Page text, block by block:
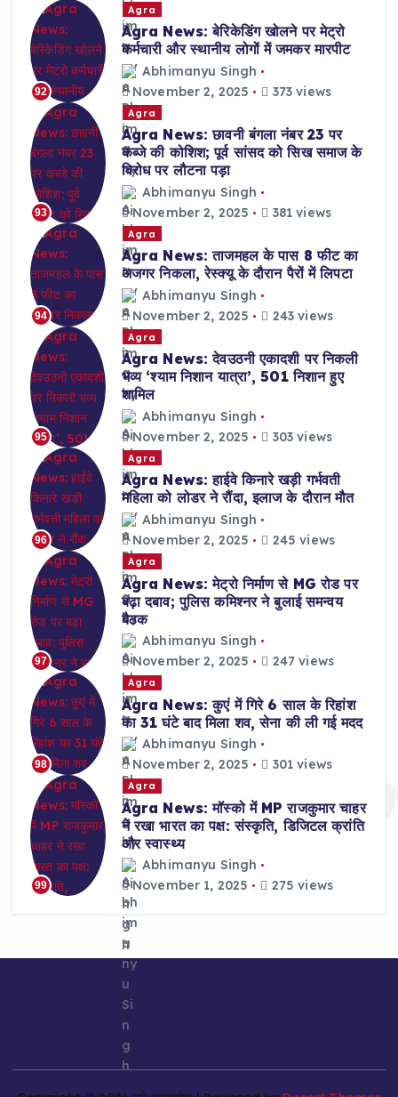
92
Agra
Agra News: बेरिकेडिंग खोलने पर मेट्रो
कर्मचारी और स्थानीय लोगों में जमकर मारपीट
Abhimanyu Singh
November 2, 2025
373 views
93
Agra
Agra News: छावनी बंगला नंबर 23 पर
कब्जे की कोशिश; पूर्व सांसद को सिख समाज के
विरोध पर लौटना पड़ा
Abhimanyu Singh
November 2, 2025
381 views
94
Agra
Agra News: ताजमहल के पास 8 फीट का
अजगर निकला, रेस्क्यू के दौरान पैरों में लिपटा
Abhimanyu Singh
November 2, 2025
243 views
95
Agra
Agra News: देवउठनी एकादशी पर निकली
भव्य ‘श्याम निशान यात्रा’, 501 निशान हुए
शामिल
Abhimanyu Singh
November 2, 2025
303 views
96
Agra
Agra News: हाईवे किनारे खड़ी गर्भवती
महिला को लोडर ने रौंदा, इलाज के दौरान मौत
Abhimanyu Singh
November 2, 2025
245 views
97
Agra
Agra News: मेट्रो निर्माण से MG रोड पर
बढ़ा दबाव; पुलिस कमिश्नर ने बुलाई समन्वय
बैठक
Abhimanyu Singh
November 2, 2025
247 views
98
Agra
Agra News: कुएं में गिरे 6 साल के रिहांश
का 31 घंटे बाद मिला शव, सेना की ली गई मदद
Abhimanyu Singh
November 2, 2025
301 views
99
Agra
Agra News: मॉस्को में MP राजकुमार चाहर
ने रखा भारत का पक्ष: संस्कृति, डिजिटल क्रांति
और स्वास्थ्य
Abhimanyu Singh
November 1, 2025
275 views